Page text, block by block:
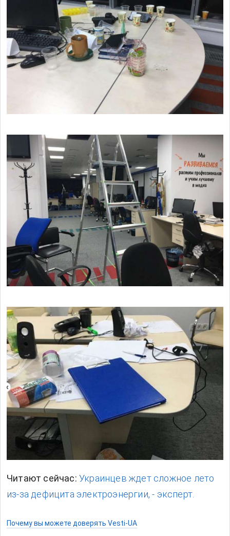
Читают сейчас: Украинцев ждет сложное лето
из-за дефицита электроэнергии, - эксперт.
Почему вы можете доверять Vesti-UA